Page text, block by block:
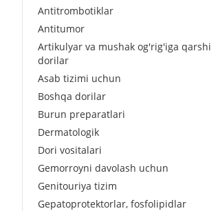
Antitrombotiklar
Antitumor
Artikulyar va mushak og'rig'iga qarshi
dorilar
Asab tizimi uchun
Boshqa dorilar
Burun preparatlari
Dermatologik
Dori vositalari
Gemorroyni davolash uchun
Genitouriya tizim
Gepatoprotektorlar, fosfolipidlar